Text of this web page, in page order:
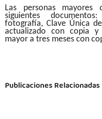
Las personas mayores
siguientes
fotografía, Clave Única
actualizado con copia
mayor a tres meses con
Publicaciones Relacionadas